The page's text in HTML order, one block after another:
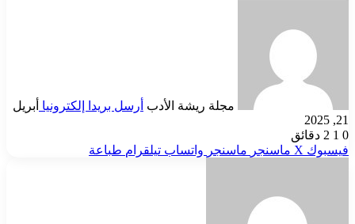
مجلة ريشة الأدب أرسل بريدا إلكترونيا أبريل
21, 2025
0
2 دقائق
فيسبوك ‫X ماسنجر ماسنجر واتساب تيلقرام طباعة